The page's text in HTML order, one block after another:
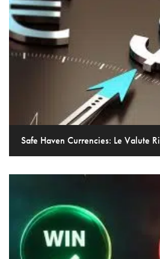
Safe Haven Currencies: Le Valute